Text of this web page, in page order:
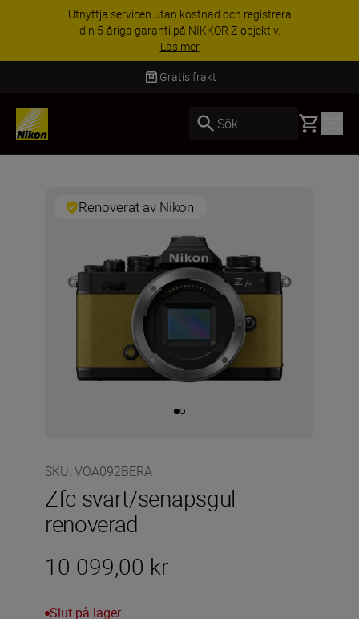
Utnyttja servicen utan kostnad och registrera
din 5-åriga garanti på NIKKOR Z-objektiv.
Läs mer
Gratis frakt
Sök Basket
Renoverat av Nikon
SKU: VOA092BERA
Zfc svart/senapsgul –
renoverad
10 099,00 kr
Slut på lager